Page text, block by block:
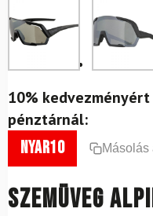
10%
pénztárnál:
nyar10 Másolás
Szemüveg